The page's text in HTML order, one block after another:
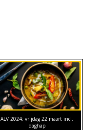
ALV 2024: vrijdag 22 maart incl.
daghap